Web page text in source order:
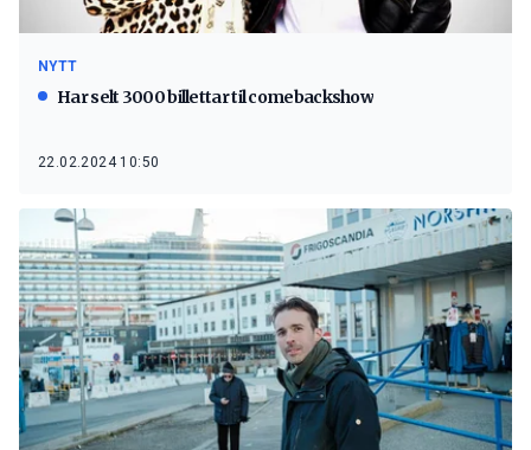
NYTT
Har selt 3000 billettar til comebackshow
22.02.2024 10:50